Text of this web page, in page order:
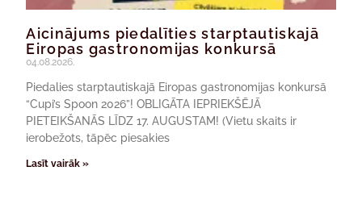
Aicinājums piedalīties starptautiskajā
Eiropas gastronomijas konkursā
04.08.2026.
Piedalies starptautiskajā Eiropas gastronomijas konkursā
“Cupi’s Spoon 2026”! OBLIGĀTA IEPRIEKŠĒJĀ
PIETEIKŠANĀS LĪDZ 17. AUGUSTAM! (Vietu skaits ir
ierobežots, tāpēc piesakies
Lasīt vairāk »